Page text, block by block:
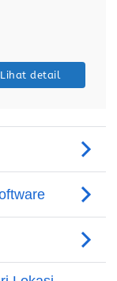
Lihat detail